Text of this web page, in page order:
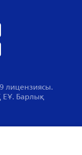
лицензиясы.
ЕҰ. Барлық